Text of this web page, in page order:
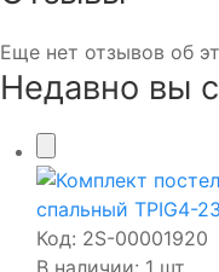
Еще нет отзывов об
Недавно вы
Код: 2S-00001920
В наличии: 1 шт.